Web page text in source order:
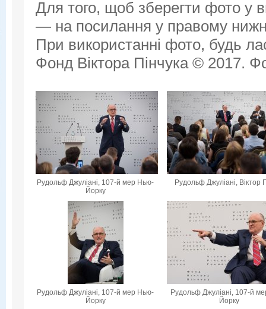
Для того, щоб зберегти фото у
— на посилання у правому
При використанні фото, будь
Фонд Віктора Пінчука © 2017.
Рудольф Джуліані, 107-й мер Нью-
Йорку
Рудольф Джуліані, Віктор
Рудольф Джуліані, 107-й мер Нью-
Йорку
Рудольф Джуліані, 107-й
Йорку